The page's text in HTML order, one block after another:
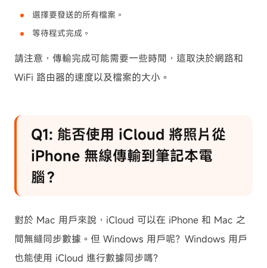
選擇要發送的所有檔案。
等待程式完成。
請注意，傳輸完成可能需要一些時間，這取決於網路和
WiFi 路由器的速度以及檔案的大小。
Q1: 能否使用 iCloud 將照片從
iPhone 無線傳輸到筆記本電
腦？
對於 Mac 用戶來說，iCloud 可以在 iPhone 和 Mac 之
間無縫同步數據。但 Windows 用戶呢？Windows 用戶
也能使用 iCloud 進行數據同步嗎？